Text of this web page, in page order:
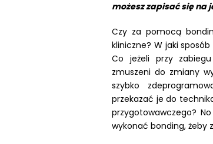
możesz zapisać się na
Czy za pomocą
kliniczne? W jaki
Co jeżeli przy
zmuszeni do zmiany
szybko
przekazać je do
przygotowawczego?
wykonać bonding, żeby